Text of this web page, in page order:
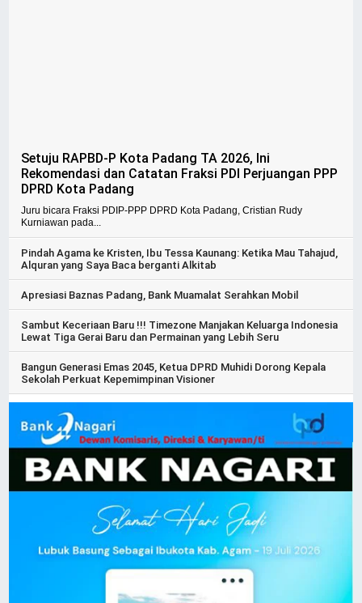
Setuju RAPBD-P Kota Padang TA 2026, Ini
Rekomendasi dan Catatan Fraksi PDI Perjuangan PPP
DPRD Kota Padang
Juru bicara Fraksi PDIP-PPP DPRD Kota Padang, Cristian Rudy
Kurniawan pada...
Pindah Agama ke Kristen, Ibu Tessa Kaunang: Ketika Mau Tahajud,
Alquran yang Saya Baca berganti Alkitab
Apresiasi Baznas Padang, Bank Muamalat Serahkan Mobil
Sambut Keceriaan Baru !!! Timezone Manjakan Keluarga Indonesia
Lewat Tiga Gerai Baru dan Permainan yang Lebih Seru
Bangun Generasi Emas 2045, Ketua DPRD Muhidi Dorong Kepala
Sekolah Perkuat Kepemimpinan Visioner